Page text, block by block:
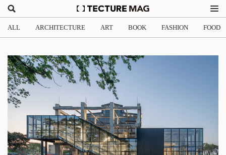
ALL ARCHITECTURE ART BOOK FASHION FOOD